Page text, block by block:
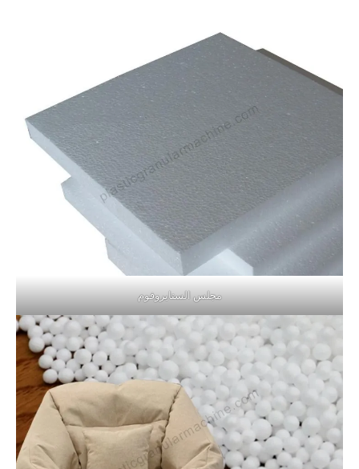
مجلس الستايروفوم